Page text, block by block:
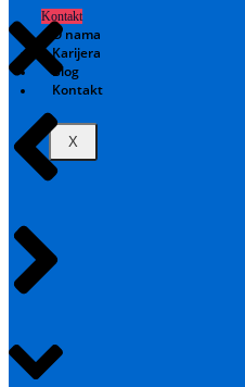
Kontakt
O nama
Karijera
Blog
Kontakt
X